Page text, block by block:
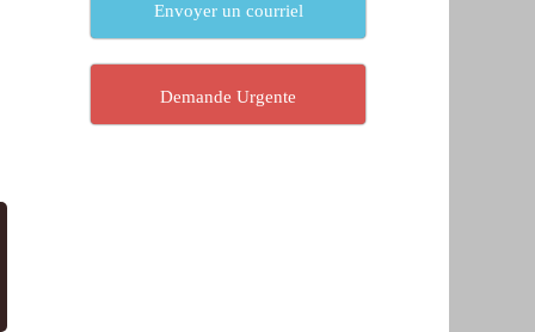
Envoyer un courriel
Demande Urgente